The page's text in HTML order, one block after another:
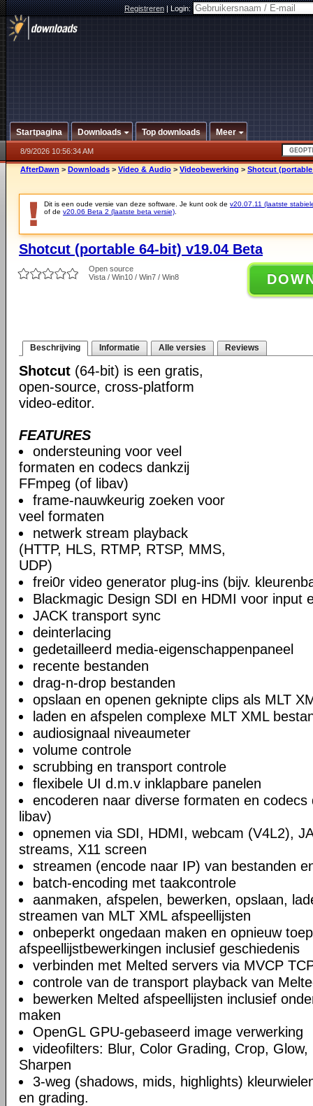
Registreren|Login:
Startpagina Downloads Top downloads Meer
8/9/2026 10:56:34 AM
AfterDawn > Downloads > Video & Audio > Videobewerking > Shotcut (portable
Dit is een oude versie van deze software. Je kunt ook de v20.07.11 (laatste
of de v20.06 Beta 2 (laatste beta versie)
Shotcut (portable 64-bit) v19.04 Beta
Open source
Vista / Win10 / Win7 / Win8
Beschrijving Informatie Alle versies Reviews
Shotcut (64-bit) is een gratis,
open-source, cross-platform
video-editor.
FEATURES
ondersteuning voor veel
formaten en codecs dankzij
FFmpeg (of libav)
frame-nauwkeurig zoeken voor
veel formaten
netwerk stream playback
(HTTP, HLS, RTMP, RTSP, MMS,
UDP)
frei0r video generator plug-ins (bijv.
Blackmagic Design SDI en HDMI voor input
JACK transport sync
deinterlacing
gedetailleerd media-eigenschappenpaneel
recente bestanden
drag-n-drop bestanden
opslaan en openen geknipte clips als MLT
laden en afspelen complexe MLT XML
audiosignaal niveaumeter
volume controle
scrubbing en transport controle
flexibele UI d.m.v inklapbare panelen
encoderen naar diverse formaten en codecs
libav)
opnemen via SDI, HDMI, webcam (V4L2),
streams, X11 screen
streamen (encode naar IP) van bestanden
batch-encoding met taakcontrole
aanmaken, afspelen, bewerken, opslaan,
streamen van MLT XML afspeellijsten
onbeperkt ongedaan maken en opnieuw
afspeellijstbewerkingen inclusief geschiedenis
verbinden met Melted servers via MVCP
controle van de transport playback van
bewerken Melted afspeellijsten inclusief
maken
OpenGL GPU-gebaseerd image verwerking
videofilters: Blur, Color Grading, Crop,
Sharpen
3-weg (shadows, mids, highlights)
en grading.